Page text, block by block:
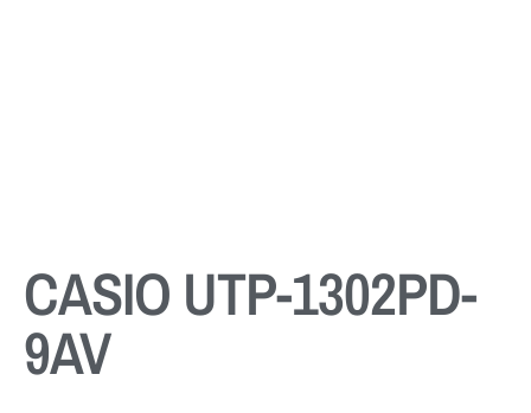
CASIO UTP-1302PD-
9AV